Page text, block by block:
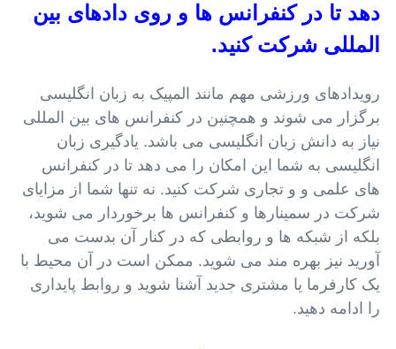
دهد تا در کنفرانس ها و روی دادهای بین
المللی شرکت کنید.
رویدادهای ورزشی مهم مانند المپیک به زبان انگلیسی
برگزار می شوند و همچنین در کنفرانس های بین المللی
نیاز به دانش زبان انگلیسی می باشد. یادگیری زبان
انگلیسی به شما این امکان را می دهد تا در کنفرانس
های علمی و و تجاری شرکت کنید. نه تنها شما از مزایای
شرکت در سمینارها و کنفرانس ها برخوردار می شوید،
بلکه از شبکه ها و روابطی که در کنار آن بدست می
آورید نیز بهره مند می شوید. ممکن است در آن محیط با
یک کارفرما یا مشتری جدید آشنا شوید و روابط پایداری
را ادامه دهید.